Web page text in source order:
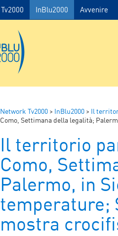
Tv2000 InBlu2000 Avvenire
Network Tv2000 > InBlu2000 > Il
Como, Settimana della legalità; Palermo, in
Il territorio
Como,
Palermo, in
temperature;
mostra